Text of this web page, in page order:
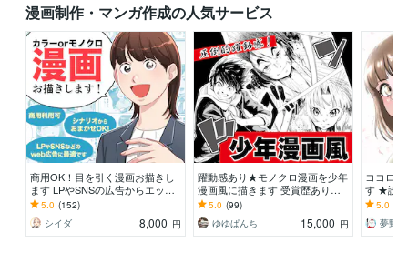
漫画制作・マンガ作成の人気サービス
商用OK！目を引く漫画お描きし
ます LPやSNSの広告からエッセ
イ、youtubeなど幅広く対応
5.0 (152)
シイダ
8,000 円
躍動感あり★モノクロ漫画を少年
漫画風に描きます 受賞歴あり！
躍動感が得意です！オリジナル漫
画を作りませんか？
5.0 (99)
ゆゆぱんち
15,000 円
ココロ
す ★読み
い！目
5.0
夢野